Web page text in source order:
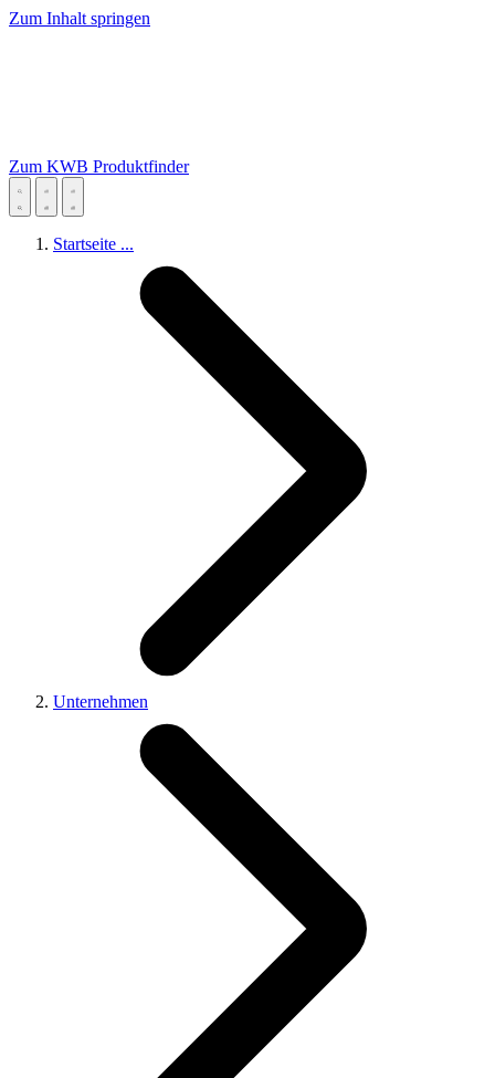
Zum Inhalt springen
Zum KWB Produktfinder
Startseite ...
Unternehmen